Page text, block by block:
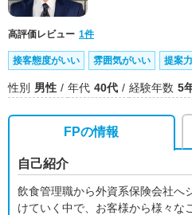
高評価レビュー 1件
接客態度がいい 雰囲気がいい 提案
性別 男性 年代 40代 経験年数 5
FPの情報
自己紹介
飲食管理職から外資系保険会社へ
けていく中で、お客様から様々な